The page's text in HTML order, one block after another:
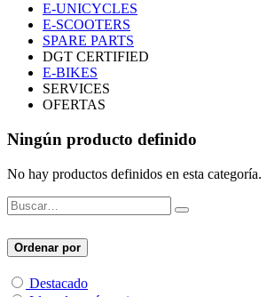
E-UNICYCLES
E-SCOOTERS
SPARE PARTS
DGT CERTIFIED
E-BIKES
SERVICES
OFERTAS
Ningún producto definido
No hay productos definidos en esta categoría.
Ordenar por
Destacado